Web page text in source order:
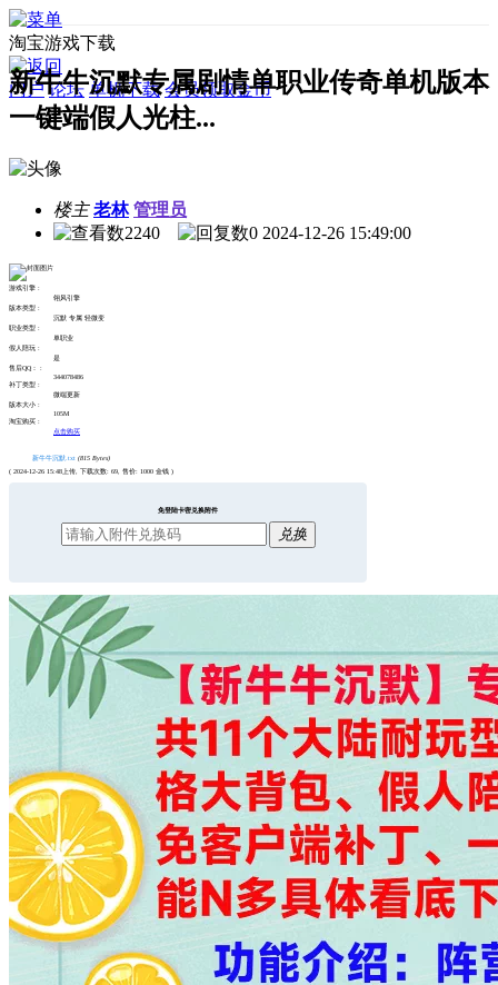
淘宝游戏下载
门户 论坛 单机下载 会员领取金币
新牛牛沉默专属剧情单职业传奇单机版本
一键端假人光柱...
楼主 老林 管理员
2240
0 2024-12-26 15:49:00
游戏引擎 :
翎风引擎
版本类型 :
沉默 专属 轻微变
职业类型 :
单职业
假人陪玩 :
是
售后QQ： :
344078486
补丁类型 :
微端更新
版本大小 :
105M
淘宝购买 :
点击购买
新牛牛沉默.txt (815 Bytes)
( 2024-12-26 15:48上传, 下载次数: 69, 售价: 1000 金钱 )
免登陆卡密兑换附件
兑换